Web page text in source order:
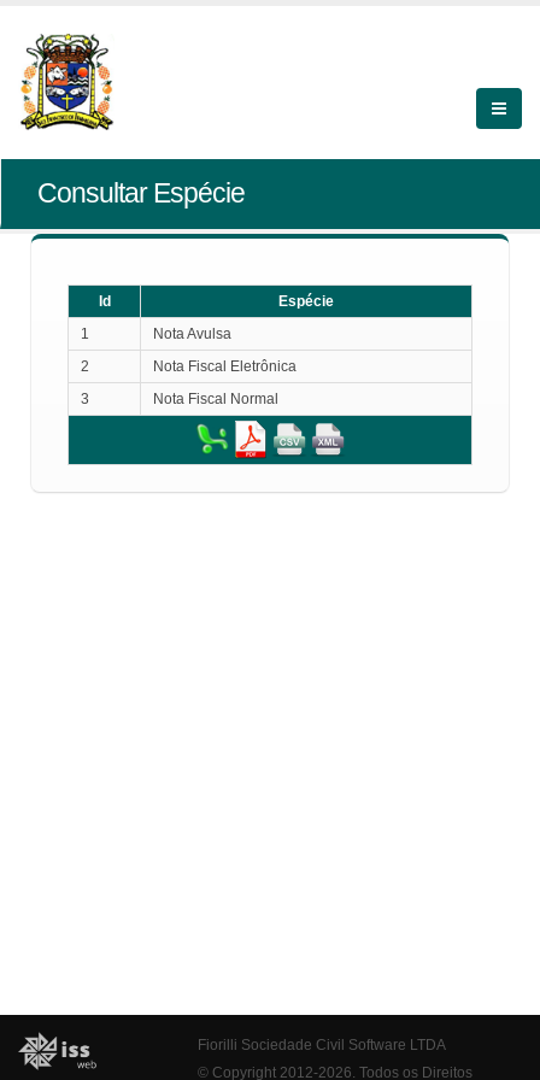
Consultar Espécie
Id
Espécie
1
Nota Avulsa
2
Nota Fiscal Eletrônica
3
Nota Fiscal Normal
Fiorilli Sociedade Civil Software LTDA
© Copyright 2012-2026. Todos os Direitos